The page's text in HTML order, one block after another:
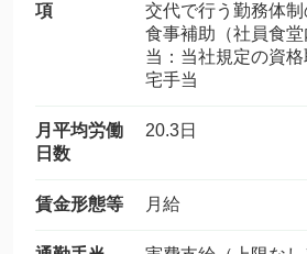
項
交代で行う勤務体
食事補助（社員食
当：当社規定の資
宅手当
月平均労働
日数
20.3日
賃金形態等 月給